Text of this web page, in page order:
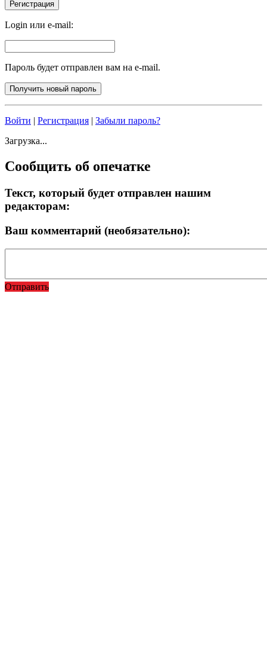
Login или e-mail:
Пароль будет отправлен вам на e-mail.
Войти | Регистрация | Забыли пароль?
Загрузка...
Сообщить об опечатке
Текст, который будет отправлен нашим
редакторам:
Ваш комментарий (необязательно):
Отправить